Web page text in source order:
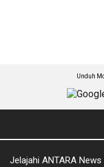
Unduh
Jelajahi ANTARA